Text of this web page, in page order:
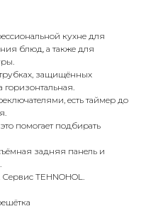
кухне для
блюд, а также для
защищённых
горизонтальная.
есть таймер до
помогает подбирать
задняя панель и
TEHNOHOL.